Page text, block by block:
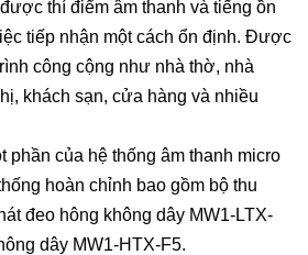
thí điểm âm thanh và tiếng ồn
tiếp nhận một cách ổn định. Được
công cộng như nhà thờ, nhà
khách sạn, cửa hàng và nhiều
của hệ thống âm thanh micro
hoàn chỉnh bao gồm bộ thu
đeo hông không dây MW1-LTX-
dây MW1-HTX-F5.